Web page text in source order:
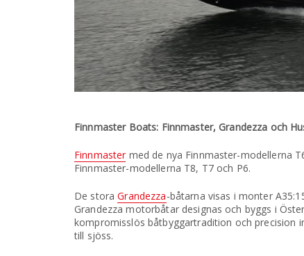
Finnmaster Boats: Finnmaster, Grandezza och
Finnmastermed de nya Finnmaster-modellerna
Finnmaster-modellerna T8, T7 och P6.
De storaGrandezza-båtarna visas i monter
Grandezza motorbåtar designas och byggs i
kompromisslös båtbyggartradition och precision
till sjöss.